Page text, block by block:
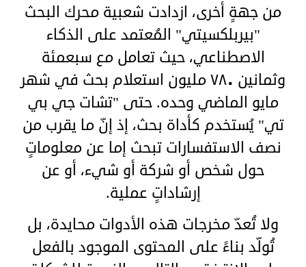
من جهةٍ أخرى، ازدادت شعبية محرك البحث
"بيربلكسيتي" المُعتمد على الذكاء
الاصطناعي، حيث تعامل مع سبعمئة
وثمانين ٧٨٠ مليون استعلام بحث في شهر
مايو الماضي وحده. حتى "تشات جي بي
تي" يُستخدم كأداة بحث، إذ إنّ ما يقرب من
نصف الاستفسارات تبحث إما عن معلوماتٍ
حول شخص أو شركة أو شيء، أو عن
إرشاداتٍ عملية.
ولا تُعدّ مخرجات هذه الأدوات محايدة، بل
تُولّد بناءً على المحتوى الموجود بالفعل